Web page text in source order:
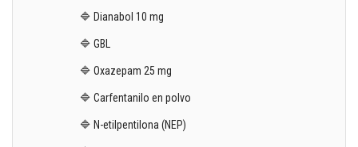
🔷 Dianabol 10 mg
🔷 GBL
🔷 Oxazepam 25 mg
🔷 Carfentanilo en polvo
🔷 N-etilpentilona (NEP)